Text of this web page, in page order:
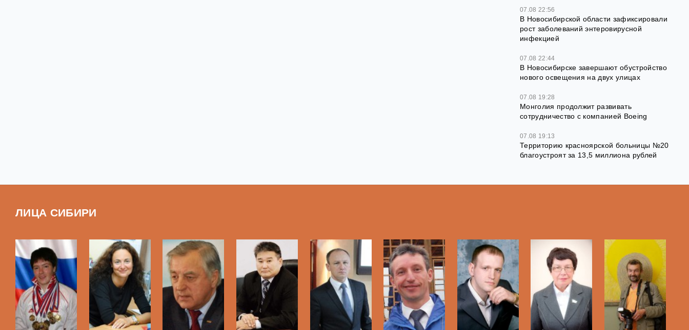
07.08 22:56
В Новосибирской области зафиксировали
рост заболеваний энтеровирусной
инфекцией
07.08 22:44
В Новосибирске завершают обустройство
нового освещения на двух улицах
07.08 19:28
Монголия продолжит развивать
сотрудничество с компанией Boeing
07.08 19:13
Территорию красноярской больницы №20
благоустроят за 13,5 миллиона рублей
ЛИЦА СИБИРИ